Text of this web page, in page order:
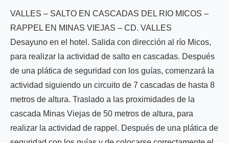
VALLES – SALTO EN CASCADAS DEL RIO MICOS –
RAPPEL EN MINAS VIEJAS – CD. VALLES
Desayuno en el hotel. Salida con dirección al río Micos,
para realizar la actividad de salto en cascadas. Después
de una plática de seguridad con los guías, comenzará la
actividad siguiendo un circuito de 7 cascadas de hasta 8
metros de altura. Traslado a las proximidades de la
cascada Minas Viejas de 50 metros de altura, para
realizar la actividad de rappel. Después de una plática de